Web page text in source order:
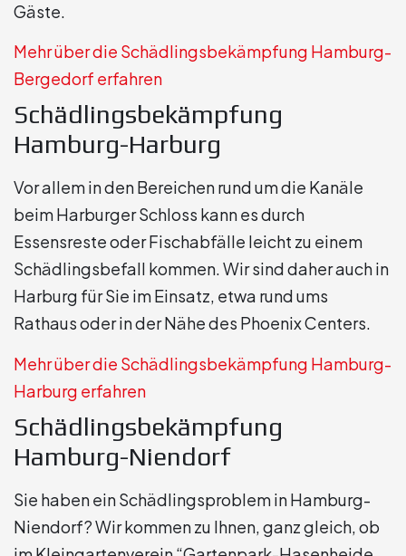
Gäste.
Mehr über die Schädlingsbekämpfung Hamburg-
Bergedorf erfahren
Schädlingsbekämpfung
Hamburg-Harburg
Vor allem in den Bereichen rund um die Kanäle
beim Harburger Schloss kann es durch
Essensreste oder Fischabfälle leicht zu einem
Schädlingsbefall kommen. Wir sind daher auch in
Harburg für Sie im Einsatz, etwa rund ums
Rathaus oder in der Nähe des Phoenix Centers.
Mehr über die Schädlingsbekämpfung Hamburg-
Harburg erfahren
Schädlingsbekämpfung
Hamburg-Niendorf
Sie haben ein Schädlingsproblem in Hamburg-
Niendorf? Wir kommen zu Ihnen, ganz gleich, ob